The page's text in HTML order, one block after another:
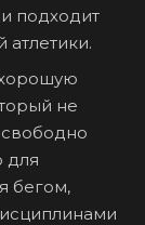
подходит
не
для
бегом,